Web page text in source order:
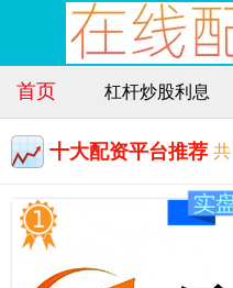
首页 杠杆炒股利息
十大配资平台推荐 共